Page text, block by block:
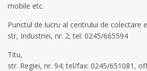
mobile etc.
Punctul de lucru al centrului de colectare
str, Industriei, nr. 2; tel: 0245/665594
Titu,
str. Regiei, nr. 94; tel/fax: 0245/651081,